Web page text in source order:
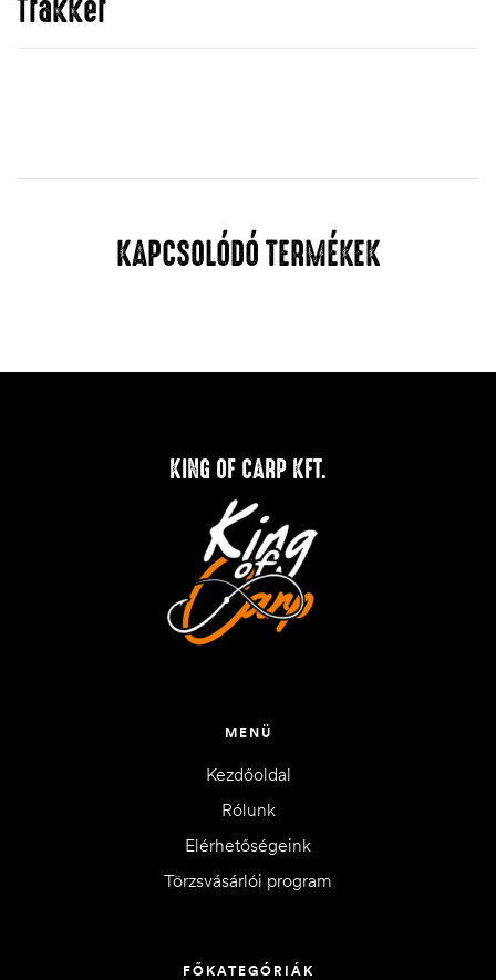
Trakker
KAPCSOLÓDÓ TERMÉKEK
KING OF CARP KFT.
MENÜ
Kezdőoldal
Rólunk
Elérhetőségeink
Törzsvásárlói program
FŐKATEGÓRIÁK